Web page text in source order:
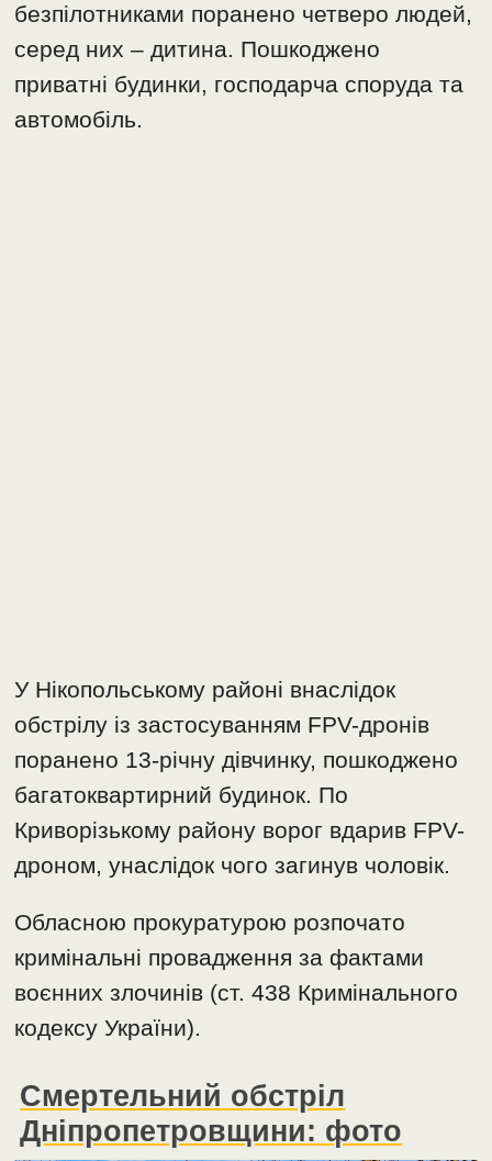
безпілотниками поранено четверо людей,
серед них – дитина. Пошкоджено
приватні будинки, господарча споруда та
автомобіль.
У Нікопольському районі внаслідок
обстрілу із застосуванням FPV-дронів
поранено 13-річну дівчинку, пошкоджено
багатоквартирний будинок. По
Криворізькому району ворог вдарив FPV-
дроном, унаслідок чого загинув чоловік.
Обласною прокуратурою розпочато
кримінальні провадження за фактами
воєнних злочинів (ст. 438 Кримінального
кодексу України).
Смертельний обстріл
Дніпропетровщини: фото